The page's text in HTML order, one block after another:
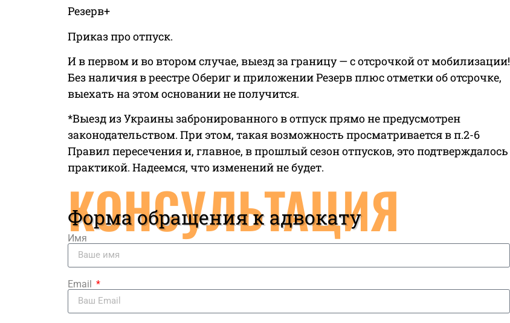
Резерв+
Приказ про отпуск.
И в первом и во втором случае, выезд за границу — с отсрочкой от мобилизации!
Без наличия в реестре Обериг и приложении Резерв плюс отметки об отсрочке,
выехать на этом основании не получится.
*Выезд из Украины забронированного в отпуск прямо не предусмотрен
законодательством. При этом, такая возможность просматривается в п.2-6
Правил пересечения и, главное, в прошлый сезон отпусков, это подтверждалось
практикой. Надеемся, что изменений не будет.
КОНСУЛЬТАЦИЯ
Форма обращения к адвокату
Имя
Email